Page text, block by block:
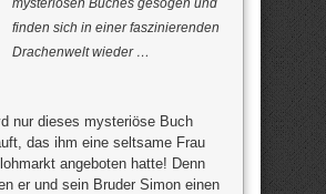
mysteriösen Buches gesogen und
finden sich in einer faszinierenden
Drachenwelt wieder …
nur dieses mysteriöse Buch
das ihm eine seltsame Frau
angeboten hatte! Denn
er und sein Bruder Simon einen